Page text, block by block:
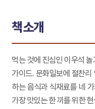
책소개
먹는 것에 진심인 이우석
가이드. 문화일보에 절찬리
하는 음식과 식재료를 네
가장 맛있는 한 끼를 위한